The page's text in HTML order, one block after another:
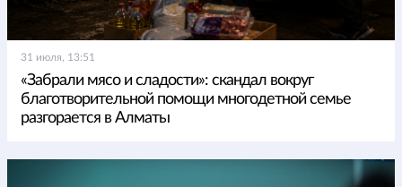
31 июля, 13:51
«Забрали мясо и сладости»: скандал вокруг
благотворительной помощи многодетной семье
разгорается в Алматы